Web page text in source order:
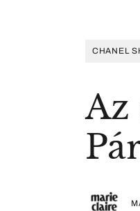
CHANEL
Az